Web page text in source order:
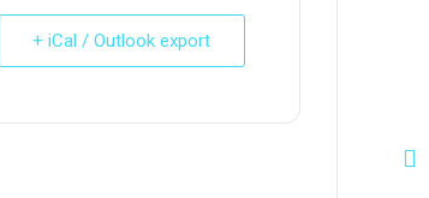
+ iCal / Outlook export